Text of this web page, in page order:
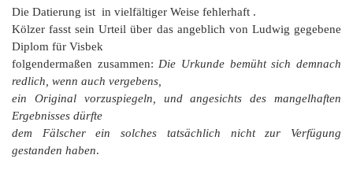
Die Datierung ist in vielfältiger Weise fehlerhaft .
Kölzer fasst sein Urteil über das angeblich von Ludwig gegebene
Diplom für Visbek
folgendermaßen zusammen:Die Urkunde bemüht sich demnach
redlich, wenn auch vergebens,
ein Original vorzuspiegeln, und angesichts des mangelhaften
Ergebnisses dürfte
dem Fälscher ein solches tatsächlich nicht zur Verfügung
gestanden haben.